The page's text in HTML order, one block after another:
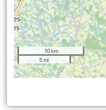
10 km
5 mi